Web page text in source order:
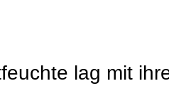
lag mit